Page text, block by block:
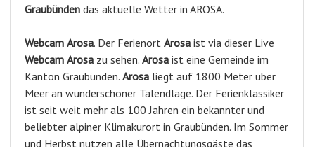
Graubünden das aktuelle Wetter in AROSA.
Webcam Arosa. Der Ferienort Arosa ist via dieser Live
Webcam Arosa zu sehen. Arosa ist eine Gemeinde im
Kanton Graubünden. Arosa liegt auf 1800 Meter über
Meer an wunderschöner Talendlage. Der Ferienklassiker
ist seit weit mehr als 100 Jahren ein bekannter und
beliebter alpiner Klimakurort in Graubünden. Im Sommer
und Herbst nutzen alle Übernachtungsgäste das